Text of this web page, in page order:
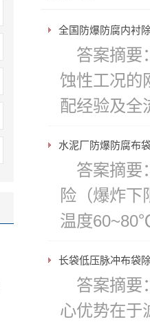
全国防爆防腐内衬
答案摘要
蚀性工况的
配经验及
水泥厂防爆防腐布
答案摘要
险（爆炸下
温度
长袋低压脉冲布袋
答案摘要
心优势在于